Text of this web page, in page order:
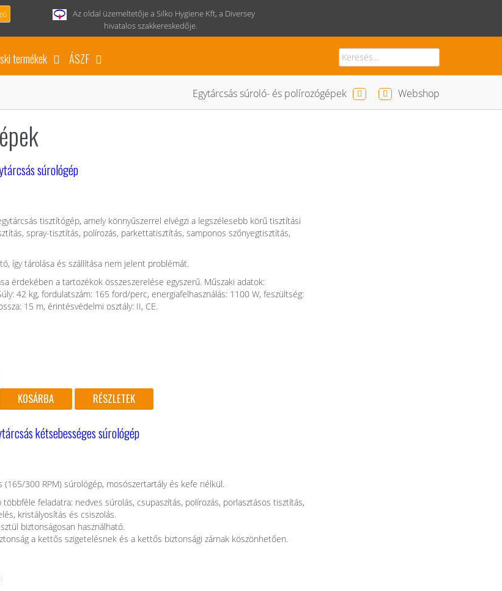
Az oldal üzemeltetője a Silko Hygiene Kft, a Diversey
hivatalos szakkereskedője.
termékek ÁSZF
Webshop
Egytárcsás súroló- és polírozógépek
súrológép
tisztítógép, amely könnyűszerrel elvégzi a legszélesebb körű tisztítási
spray-tisztítás, polírozás, parkettatisztítás, samponos szőnyegtisztítás,
így tárolása és szállítása nem jelent problémát.
érdekében a tartozékok összeszerelése egyszerű. Műszaki adatok:
42 kg, fordulatszám: 165 ford/perc, energiafelhasználás: 1100 W, feszültség:
15 m, érintésvédelmi osztály: II, CE.
RÉSZLETEK
kétsebességes súrológép
(165/300 RPM) súrológép, mosószertartály és kefe nélkül.
feladatra: nedves súrolás, csupaszítás, polírozás, porlasztásos tisztítás,
kristályosítás és csiszolás.
biztonságosan használható.
a kettős szigetelésnek és a kettős biztonsági zárnak köszönhetően.